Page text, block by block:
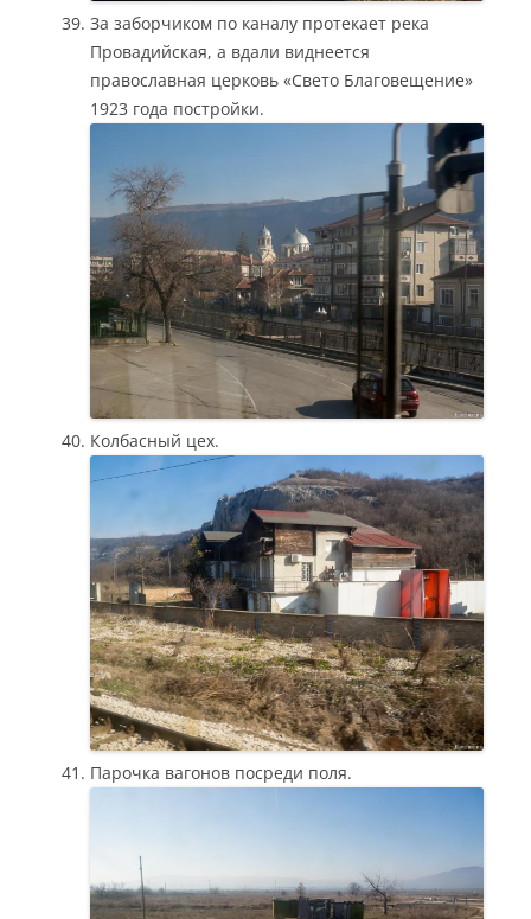
За заборчиком по каналу протекает река
Провадийская, а вдали виднеется
православная церковь «Свето Благовещение»
1923 года постройки.
Колбасный цех.
Парочка вагонов посреди поля.